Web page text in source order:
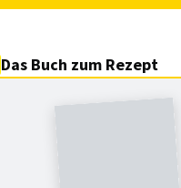
Das Buch zum Rezept